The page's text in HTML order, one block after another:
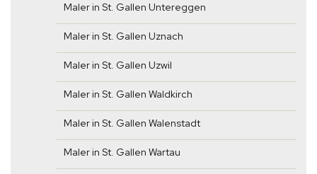
Maler in St. Gallen Untereggen
Maler in St. Gallen Uznach
Maler in St. Gallen Uzwil
Maler in St. Gallen Waldkirch
Maler in St. Gallen Walenstadt
Maler in St. Gallen Wartau